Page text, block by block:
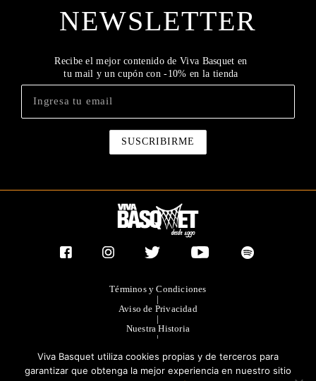
NEWSLETTER
Recibe el mejor contenido de Viva Basquet en
tu mail y un cupón con -10% en la tienda
Términos y Condiciones
|
Aviso de Privacidad
|
Nuestra Historia
|
|
Publicidad
Viva Basquet utiliza cookies propias y de terceros para
garantizar que obtenga la mejor experiencia en nuestro sitio